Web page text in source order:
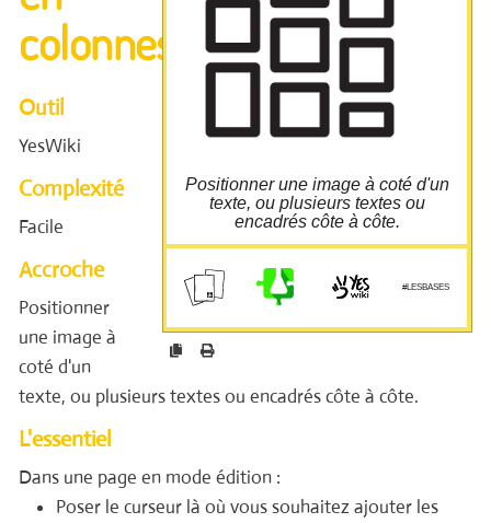
Positionner une image à coté d'un
texte, ou plusieurs textes ou
encadrés côte à côte.
#LESBASES
Dans la fenêtre qui s'ouvre choisir "Afficher
plusieurs colonnes" ;
Indiquer le nombre de colonne puis cliquer
sur "Insérer dans la page"
Un code s'affiche, modifier la valeur {{col
size="6"}} pour faire varier la largeur de
colonne.
Pycto made by joalfa from flaticon.com
cloud.guillaumeleguen.xyz/yo
urls/b
colonnes
Outil
YesWiki
Complexité
Facile
Accroche
Positionner
une image à
coté d'un
texte, ou plusieurs textes ou encadrés côte à côte.
L'essentiel
Dans une page en mode édition :
Poser le curseur là où vous souhaitez ajouter les